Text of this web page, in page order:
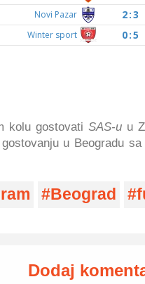
kolu gostovati SAS-uu
u Beogradu sa
Beograd
Dodaj